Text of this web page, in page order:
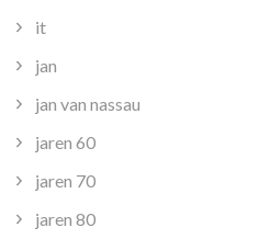
it
jan
jan van nassau
jaren 60
jaren 70
jaren 80